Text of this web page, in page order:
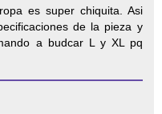
es super chiquita. Asi
de la pieza y
a budcar L y XL pq